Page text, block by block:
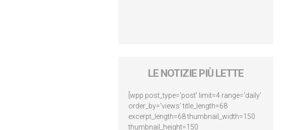
LE NOTIZIE PIÙ LETTE
[wpp post_type='post' limit=4 range='daily'
order_by='views' title_length=68
excerpt_length=68 thumbnail_width=150
thumbnail_height=150